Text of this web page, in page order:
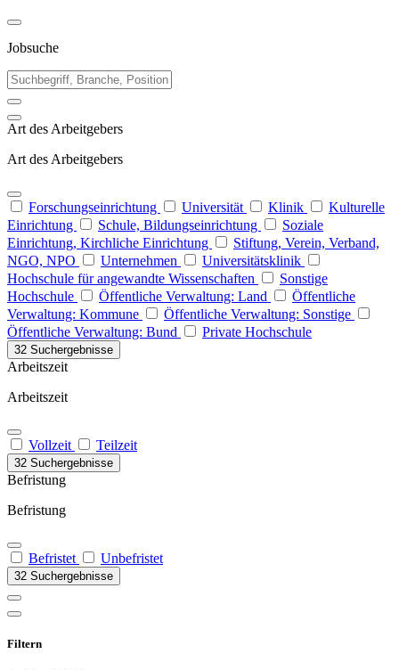
Jobsuche
Art des Arbeitgebers
Art des Arbeitgebers
Forschungseinrichtung Universität Klinik
Kulturelle
Einrichtung
Schule, Bildungseinrichtung
Soziale
Einrichtung, Kirchliche Einrichtung
Stiftung, Verein, Verband,
NGO, NPO
Unternehmen
Universitätsklinik
Hochschule für angewandte Wissenschaften
Sonstige
Hochschule
Öffentliche Verwaltung: Land
Öffentliche
Verwaltung: Kommune
Öffentliche Verwaltung: Sonstige
Öffentliche Verwaltung: Bund
Private Hochschule
32 Suchergebnisse
Arbeitszeit
Arbeitszeit
Vollzeit Teilzeit
32 Suchergebnisse
Befristung
Befristung
Befristet Unbefristet
32 Suchergebnisse
Filtern